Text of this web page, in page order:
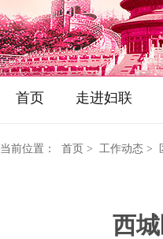
首页 走进妇联
当前位置： 首页 > 工作动态 >
西